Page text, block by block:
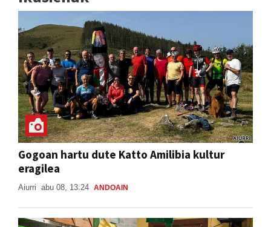
Gogoan hartu dute Katto Amilibia kultur
eragilea
Aiurri abu 08, 13:24 ANDOAIN